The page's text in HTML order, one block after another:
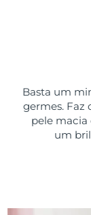
Basta um
germes. Faz
pele macia
um